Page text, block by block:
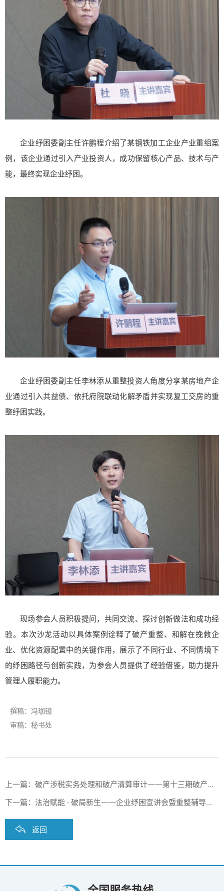
企业纾困委副主任许鹏程介绍了某钢铁加工企业产业重组案
例，该企业通过引入产业投资人，成功保留核心产品、技术与产
能，最终实现企业纾困。
企业纾困委副主任李林添从重整投资人角度分享某房地产企
业通过引入共益债、依托府院联动化解矛盾并实现复工交房的重
整纾困实践。
现场参会人员积极提问，共同交流、探讨创新做法和成功经
验。本次沙龙活动以具体案例诠释了破产重整、和解在挽救企
业、优化资源配置中的关键作用，展示了不同行业、不同情境下
的纾困路径与创新实践，为参会人员提供了经验借鉴，助力提升
管理人履职能力。
撰稿：冯珈镱
审稿：秘书处
上一篇： 破产涉税实务处理和破产清算审计——第十三期破产管理实务沙龙顺利举办
下一篇： 法治赋能 · 破局新生——企业纾困宣讲会暨重整辅导工作培训会顺利举办
返回